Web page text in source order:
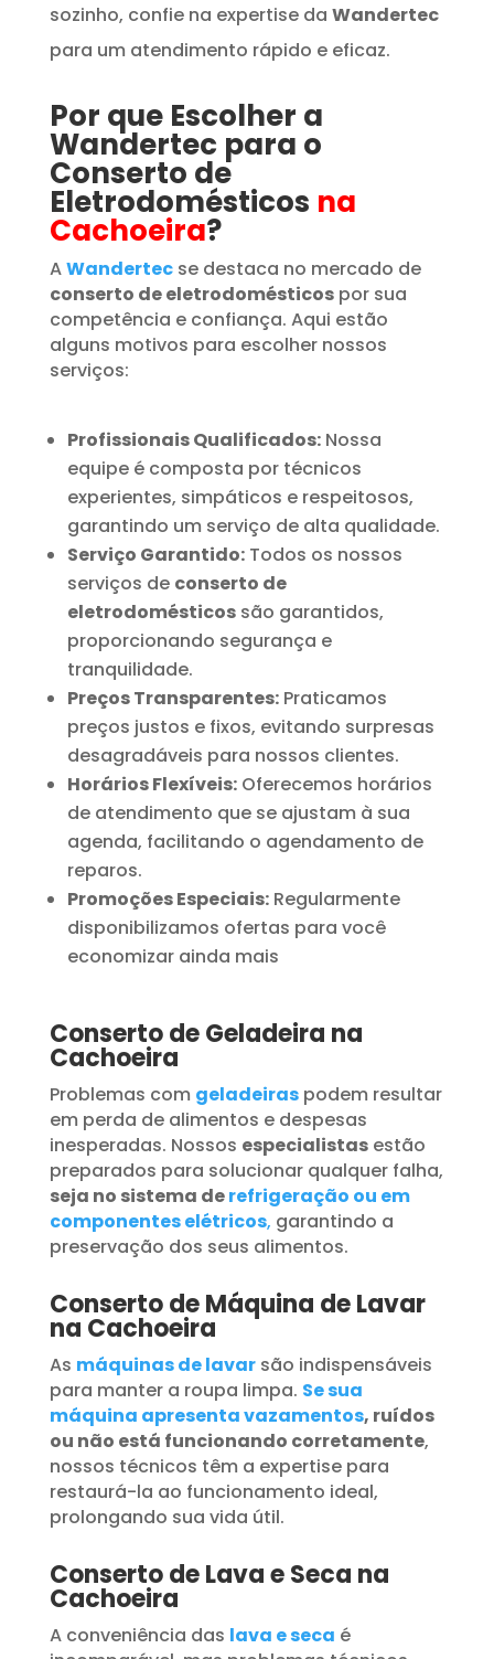
sozinho, confie na expertise da Wandertec
para um atendimento rápido e eficaz.
Por que Escolher a
Wandertec para o
Conserto de
Eletrodomésticos na
Cachoeira?
AWandertecse destaca no mercado de
conserto de eletrodomésticospor sua
competência e confiança. Aqui estão
alguns motivos para escolher nossos
serviços:
Profissionais Qualificados:Nossa
equipe é composta por técnicos
experientes, simpáticos e respeitosos,
garantindo um serviço de alta qualidade.
Serviço Garantido:Todos os nossos
serviços de conserto de
eletrodomésticossão garantidos,
proporcionando segurança e
tranquilidade.
Preços Transparentes:Praticamos
preços justos e fixos, evitando surpresas
desagradáveis para nossos clientes.
Horários Flexíveis:Oferecemos horários
de atendimento que se ajustam à sua
agenda, facilitando o agendamento de
reparos.
Promoções Especiais:Regularmente
disponibilizamos ofertas para você
economizar ainda mais
Conserto de Geladeira na
Cachoeira
Problemas com geladeiraspodem resultar
em perda de alimentos e despesas
inesperadas. Nossos especialistasestão
preparados para solucionar qualquer falha,
seja no sistema derefrigeração ou em
componentes elétricos, garantindo a
preservação dos seus alimentos.
Conserto de Máquina de Lavar
na Cachoeira
As máquinas de lavar são indispensáveis
para manter a roupa limpa. Se sua
máquina apresenta vazamentos, ruídos
ou não está funcionando corretamente,
nossos técnicos têm a expertise para
restaurá-la ao funcionamento ideal,
prolongando sua vida útil.
Conserto de Lava e Seca na
Cachoeira
A conveniência das lava e seca é